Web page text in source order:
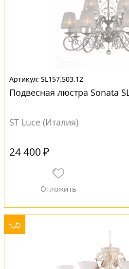
SL157.503.12
Подвесная люстра Sonata
ST Luce (Италия)
24 400 ₽